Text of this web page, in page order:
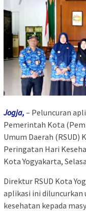
Jogja, – Peluncuran
Pemerintah Kota
Umum Daerah (RSUD)
Peringatan Hari
Kota Yogyakarta,
Direktur RSUD Kota
aplikasi ini diluncurkan
kesehatan kepada